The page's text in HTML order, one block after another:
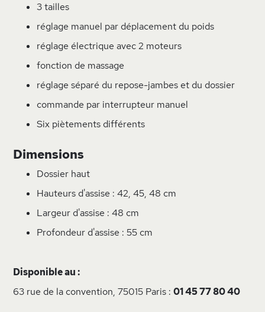
3 tailles
réglage manuel par déplacement du poids
réglage électrique avec 2 moteurs
fonction de massage
réglage séparé du repose-jambes et du dossier
commande par interrupteur manuel
Six piètements différents
Dimensions
Dossier haut
Hauteurs d'assise : 42, 45, 48 cm
Largeur d'assise : 48 cm
Profondeur d'assise : 55 cm
Disponible au :
63 rue de la convention, 75015 Paris : 01 45 77 80 40